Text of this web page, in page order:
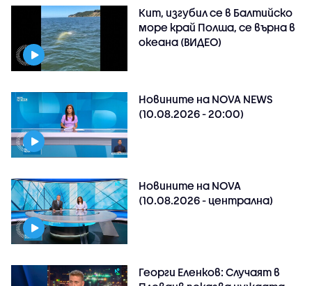
Кит, изгубил се в Балтийско
море край Полша, се върна в
океана (ВИДЕО)
Новините на NOVA NEWS
(10.08.2026 - 20:00)
Новините на NOVA
(10.08.2026 - централна)
Георги Еленков: Случаят в